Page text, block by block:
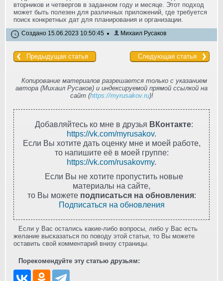
вторников и четвергов в заданном году и месяце. Этот подход
может быть полезен для различных приложений, где требуется
поиск конкретных дат для планирования и организации.
Создано 15.06.2023 10:50:45 Михаил Русаков
Предыдущая статья Следующая статья
Копирование материалов разрешается только с указанием
автора (Михаил Русаков) и индексируемой прямой ссылкой на
сайт (https://myrusakov.ru)!
Добавляйтесь ко мне в друзья ВКонтакте:
https://vk.com/myrusakov.
Если Вы хотите дать оценку мне и моей работе,
то напишите её в моей группе:
https://vk.com/rusakovmy.
Если Вы не хотите пропустить новые
материалы на сайте,
то Вы можете подписаться на обновления:
Подписаться на обновления
Если у Вас остались какие-либо вопросы, либо у Вас есть
желание высказаться по поводу этой статьи, то Вы можете
оставить свой комментарий внизу страницы.
Порекомендуйте эту статью друзьям: